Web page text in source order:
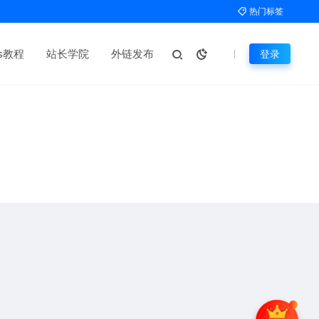
热门标签
程 站长学院 外链发布 登录